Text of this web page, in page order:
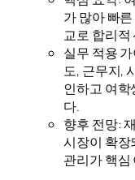
가 많아 빠
교로 합리적
실무 적용
도, 근무지,
인하고 여학
다.
향후 전망:
시장이 확장
관리가 핵심